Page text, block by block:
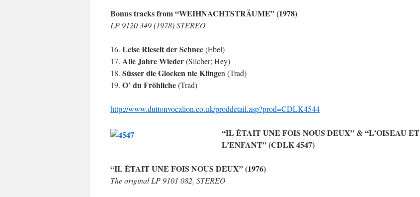
Bonus tracks from “WEIHNACHTSTRÄUME” (1978)
LP 9120 349 (1978) STEREO
16. Leise Rieselt der Schnee(Ebel)
17. Alle Jahre Wieder(Silcher; Hey)
18. Süsser die Glocken nie Klingen (Trad)
19. O’ du Fröhliche(Trad)
http://www.duttonvocalion.co.uk/proddetail.asp?prod=CDLK4544
“IL ÉTAIT UNE FOIS NOUS DEUX” & “L’OISEAU ET
L’ENFANT” (CDLK 4547)
“IL ÉTAIT UNE FOIS NOUS DEUX” (1976)
The original LP 9101 082, STEREO